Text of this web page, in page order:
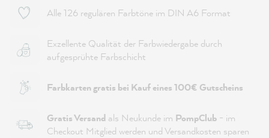
Alle 126 regulären Farbtöne im DIN A6 Format
Exzellente Qualität der Farbwiedergabe durch
aufgesprühte Farbschicht
Farbkarten gratis bei Kauf eines 100€ Gutscheins
Gratis Versand als Neukunde im PompClub - im
Checkout Mitglied werden und Versandkosten sparen